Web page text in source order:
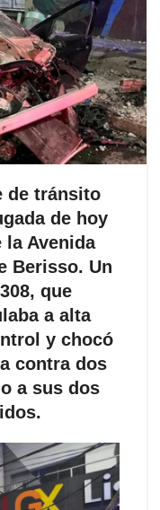
de tránsito
de hoy
Avenida
Berisso. Un
que
a alta
y chocó
contra dos
a sus dos